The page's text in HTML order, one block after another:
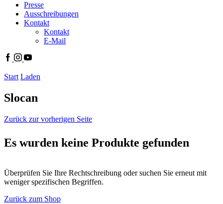
Presse
Ausschreibungen
Kontakt
Kontakt
E-Mail
Facebook
Instagram
Youtube
Start Laden
Slocan
Zurück zur vorherigen Seite
Es wurden keine Produkte gefunden
Überprüfen Sie Ihre Rechtschreibung oder suchen Sie erneut mit
weniger spezifischen Begriffen.
Zurück zum Shop